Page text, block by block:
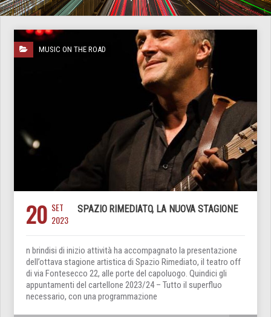
MUSIC ON THE ROAD
20 SET
2023
SPAZIO RIMEDIATO, LA NUOVA STAGIONE
n brindisi di inizio attività ha accompagnato la presentazione
dell’ottava stagione artistica di Spazio Rimediato, il teatro off
di via Fontesecco 22, alle porte del capoluogo. Quindici gli
appuntamenti del cartellone 2023/24 – Tutto il superfluo
necessario, con una programmazione